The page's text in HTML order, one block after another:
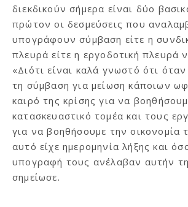
διεκδικούν σήμερα είναι δύο
πρώτον οι δεσμεύσεις που
υπογράφουν σύμβαση είτε η
πλευρά είτε η εργοδοτική πλευρά
«Διότι είναι καλά γνωστό ότι
τη σύμβαση για μείωση κάποιων
καιρό της κρίσης για να
κατασκευαστικό τομέα και τους
για να βοηθήσουμε την οικονομία
αυτό είχε ημερομηνία λήξης και
υπογραφή τους ανέλαβαν αυτήν
σημείωσε.